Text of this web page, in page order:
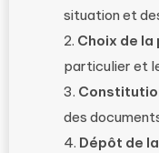
situation et
Choix de
particulier et
des
Dépôt de